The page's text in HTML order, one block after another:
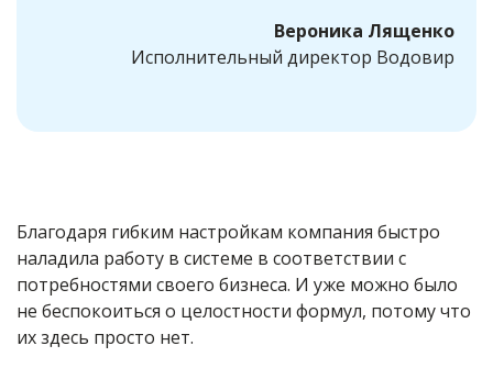
Вероника Лященко
Исполнительный директор Водовир
Благодаря гибким настройкам компания быстро
наладила работу в системе в соответствии с
потребностями своего бизнеса. И уже можно было
не беспокоиться о целостности формул, потому что
их здесь просто нет.